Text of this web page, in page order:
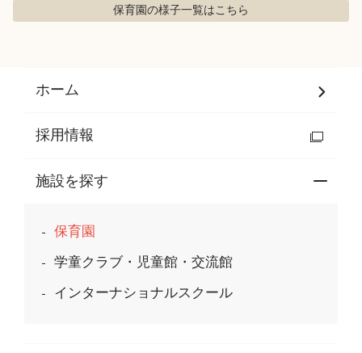
保育園の様子一覧はこちら
ホーム
採用情報
施設を探す
保育園
学童クラブ・児童館・交流館
インターナショナルスクール